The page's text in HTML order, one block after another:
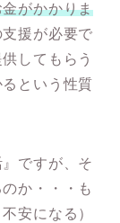
がかかりま
援が必要で
してもらう
という性質
ですが、そ
か・・・も
安になる）